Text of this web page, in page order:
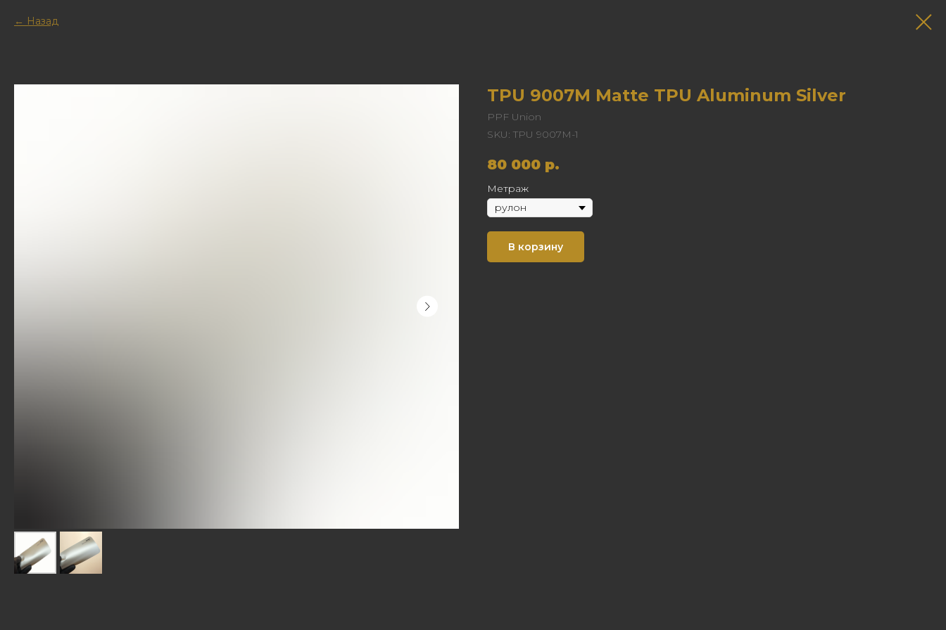
Назад
TPU 9007M Matte TPU Aluminum Silver
PPF Union
SKU: TPU 9007M-1
80 000 р.
Метраж
В корзину